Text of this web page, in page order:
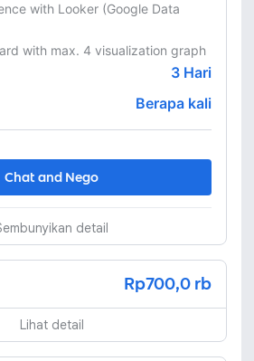
with Looker (Google Data
with max. 4 visualization graph
3 Hari
Berapa kali
Chat and Nego
detail
Rp700,0 rb
Lihat detail